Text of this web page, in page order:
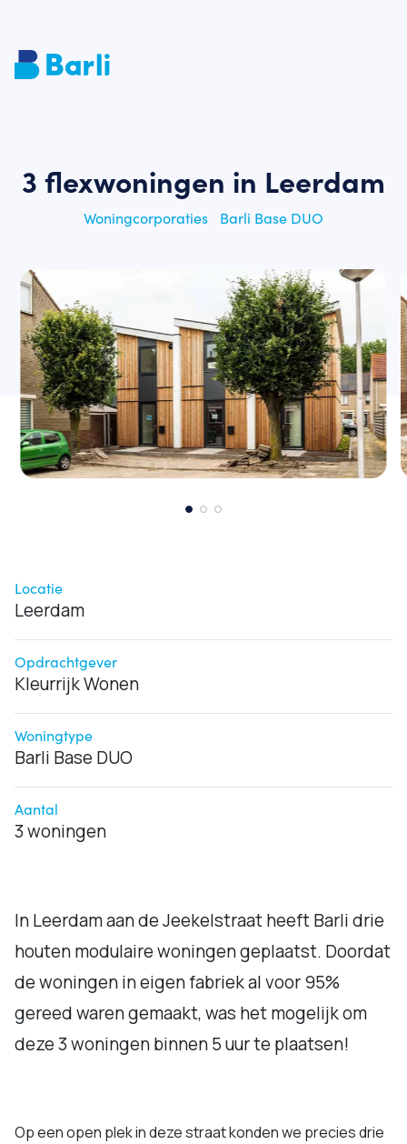
3 flexwoningen in Leerdam
Woningcorporaties Barli Base DUO
Locatie
Leerdam
Opdrachtgever
Kleurrijk Wonen
Woningtype
Barli Base DUO
Aantal
3 woningen
In Leerdam aan de Jeekelstraat heeft Barli drie
houten modulaire woningen geplaatst. Doordat
de woningen in eigen fabriek al voor 95%
gereed waren gemaakt, was het mogelijk om
deze 3 woningen binnen 5 uur te plaatsen!
Op een open plek in deze straat konden we precies drie